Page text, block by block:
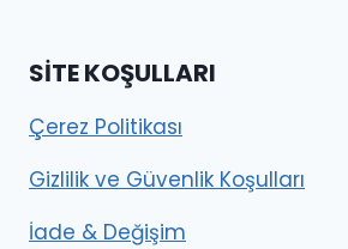
SITE KOŞULLARI
Çerez Politikası
Gizlilik ve Güvenlik Koşulları
İade & Değişim